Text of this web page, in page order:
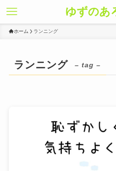
ゆずのあ
ホーム ランニング
ランニング – tag –